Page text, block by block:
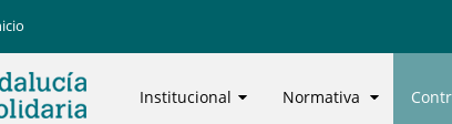
Institucional Normativa